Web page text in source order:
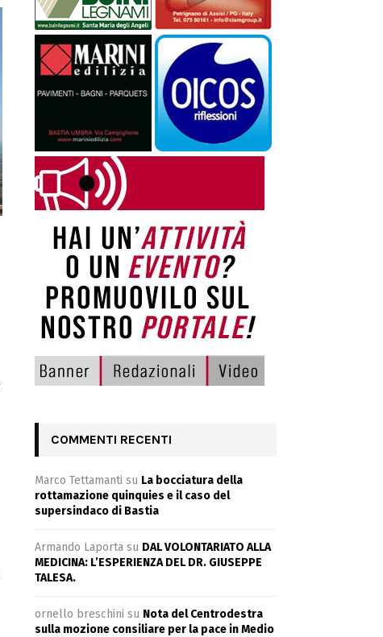
COMMENTI RECENTI
Marco Tettamanti su La bocciatura della
rottamazione quinquies e il caso del
supersindaco di Bastia
Armando Laporta su DAL VOLONTARIATO ALLA
MEDICINA: L’ESPERIENZA DEL DR. GIUSEPPE
TALESA.
ornello breschini su Nota del Centrodestra
sulla mozione consiliare per la pace in Medio